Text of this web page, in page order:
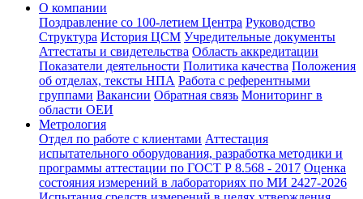
О компании
Поздравление со 100-летием Центра Руководство
Структура История ЦСМ Учредительные документы
Аттестаты и свидетельства Область аккредитации
Показатели деятельности Политика качества Положения
об отделах, тексты НПА Работа с референтными
группами Вакансии Обратная связь Мониторинг в
области ОЕИ
Метрология
Отдел по работе с клиентами Аттестация
испытательного оборудования, разработка методики и
программы аттестации по ГОСТ Р 8.568 - 2017 Оценка
состояния измерений в лабораториях по МИ 2427-2026